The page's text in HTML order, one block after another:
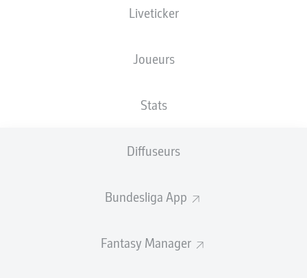
Liveticker
Joueurs
Stats
Diffuseurs
Bundesliga App
Fantasy Manager